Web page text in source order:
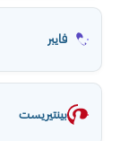
فايبر
بينتيريست